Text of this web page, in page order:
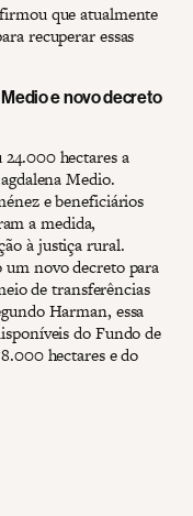
que atualmente
recuperar essas
e novo decreto
hectares a
Medio.
e beneficiários
a medida,
à justiça rural.
novo decreto para
de transferências
Harman, essa
do Fundo de
hectares e do